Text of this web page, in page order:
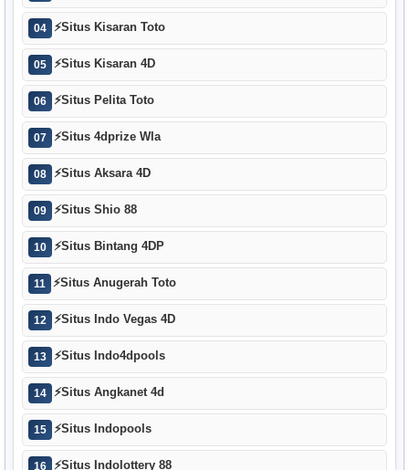
04 ⚡Situs Kisaran Toto
05 ⚡Situs Kisaran 4D
06 ⚡Situs Pelita Toto
07 ⚡Situs 4dprize Wla
08 ⚡Situs Aksara 4D
09 ⚡Situs Shio 88
10 ⚡Situs Bintang 4DP
11 ⚡Situs Anugerah Toto
12 ⚡Situs Indo Vegas 4D
13 ⚡Situs Indo4dpools
14 ⚡Situs Angkanet 4d
15 ⚡Situs Indopools
16 ⚡Situs Indolottery 88